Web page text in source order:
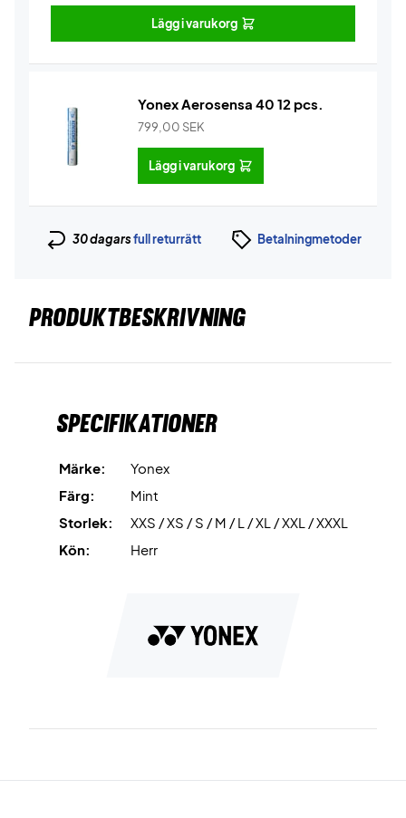
Lägg i varukorg
Yonex Aerosensa 40 12 pcs.
799,00 SEK
Lägg i varukorg
30 dagarsfull returrätt Betalningmetoder
PRODUKTBESKRIVNING
Specifikationer
Märke:
Yonex
Färg:
Mint
Storlek:
XXS / XS / S / M / L / XL / XXL / XXXL
Kön:
Herr